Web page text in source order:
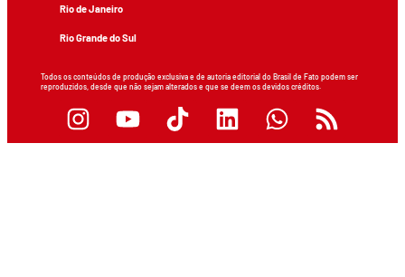
Rio de Janeiro
Rio Grande do Sul
Todos os conteúdos de produção exclusiva e de autoria editorial do Brasil de Fato podem ser
reproduzidos, desde que não sejam alterados e que se deem os devidos créditos.